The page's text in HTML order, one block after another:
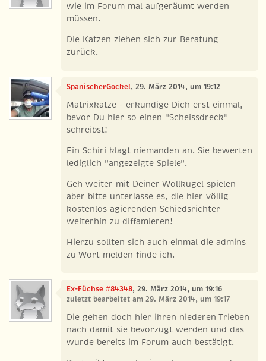
wie im Forum mal aufgeräumt werden
müssen.
Die Katzen ziehen sich zur Beratung
zurück.
SpanischerGockel, 29. März 2014, um 19:12
Matrixkatze - erkundige Dich erst einmal,
bevor Du hier so einen "Scheissdreck"
schreibst!
Ein Schiri klagt niemanden an. Sie bewerten
lediglich "angezeigte Spiele".
Geh weiter mit Deiner Wollkugel spielen
aber bitte unterlasse es, die hier völlig
kostenlos agierenden Schiedsrichter
weiterhin zu diffamieren!
Hierzu sollten sich auch einmal die admins
zu Wort melden finde ich.
Ex-Füchse #84348, 29. März 2014, um 19:16
zuletzt bearbeitet am 29. März 2014, um 19:17
Die gehen doch hier ihren niederen Trieben
nach damit sie bevorzugt werden und das
wurde bereits im Forum auch bestätigt.